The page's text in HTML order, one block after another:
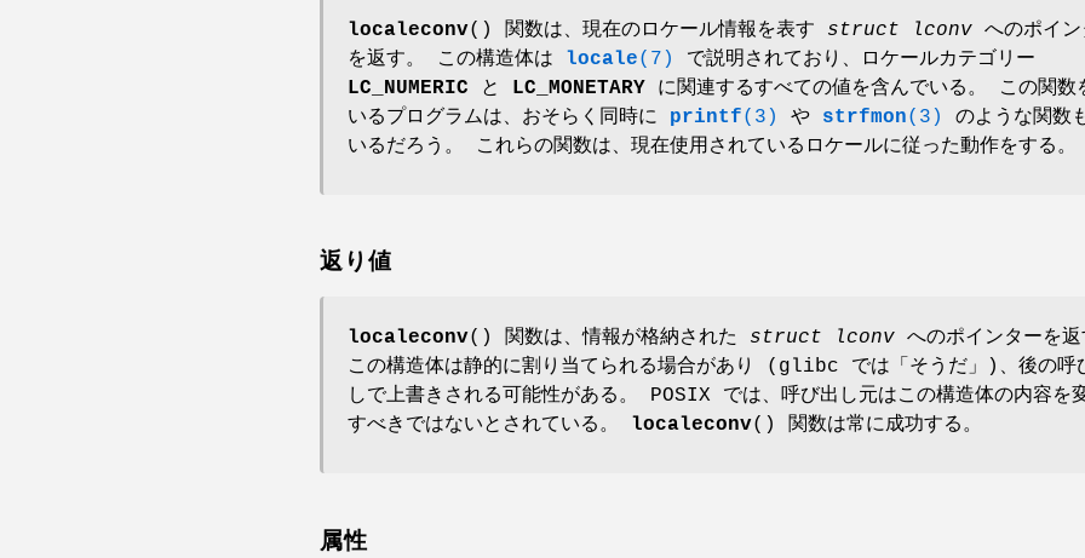
localeconv() 関数は、現在のロケール情報を表す struct lconv へのポイ
を返す。 この構造体は locale(7)
で説明されており、ロケールカテゴリー
LC_NUMERIC と LC_MONETARY に関連するすべての値を含んでいる。 この関数
いるプログラムは、おそらく同時に printf(3) や strfmon(3)
のような関数
いるだろう。 これらの関数は、現在使用されているロケールに従った動作をする。
返り値
localeconv() 関数は、情報が格納された struct lconv へのポインターを
この構造体は静的に割り当てられる場合があり (glibc では「そうだ」)、後の呼
しで上書きされる可能性がある。 POSIX では、呼び出し元はこの構造体の内容を
すべきではないとされている。
localeconv() 関数は常に成功する。
属性